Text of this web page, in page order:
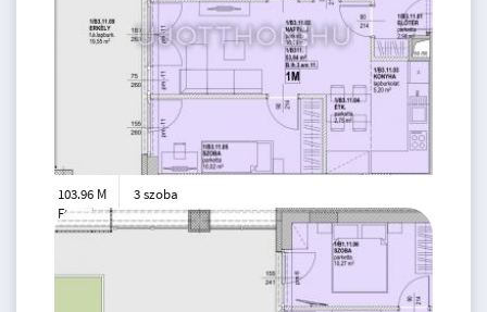
103.96 M
Ft
54 m2
3 szoba
3. emelet